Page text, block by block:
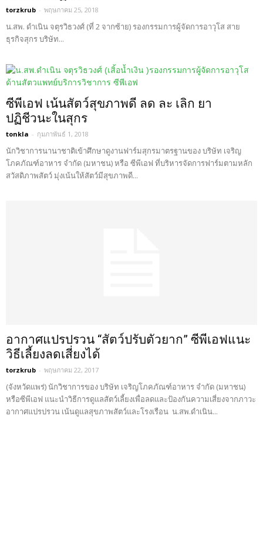
torzkrub - พฤษภาคม 25, 2018
น.สพ. ดำเนิน จตุรวิธวงศ์ (ที่ 2 จากซ้าย) รองกรรมการผู้จัดการอาวุโส สาย
ธุรกิจสุกร บริษัท...
ซีพีเอฟ เน้นสัตว์สุขภาพดี ลด ละ เลิก ยา
ปฏิชีวนะในสุกร
tonkla - กุมภาพันธ์ 1, 2018
นักวิชาการนานาชาติเข้าศึกษาดูงานฟาร์มสุกรมาตรฐานของ บริษัท เจริญ
โภคภัณฑ์อาหาร จำกัด (มหาชน) หรือ ซีพีเอฟ ที่บริหารจัดการฟาร์มตามหลัก
สวัสดิภาพสัตว์ มุ่งเน้นให้สัตว์มีสุขภาพดี...
อากาศแปรปรวน “สัตว์ปรับตัวยาก” ซีพีเอฟแนะ
วิธีเลี้ยงลดเสี่ยงได้
torzkrub - พฤษภาคม 22, 2017
(จังหวัดแพร่) นักวิชาการของ บริษัท เจริญโภคภัณฑ์อาหาร จำกัด (มหาชน)
หรือซีพีเอฟ แนะนำวิธีการดูแลสัตว์เลี้ยงเพื่อลดและป้องกันความเสี่ยงจากภาวะ
อากาศแปรปรวน เน้นดูแลสุขภาพสัตว์และโรงเรือน น.สพ.ดำเนิน...